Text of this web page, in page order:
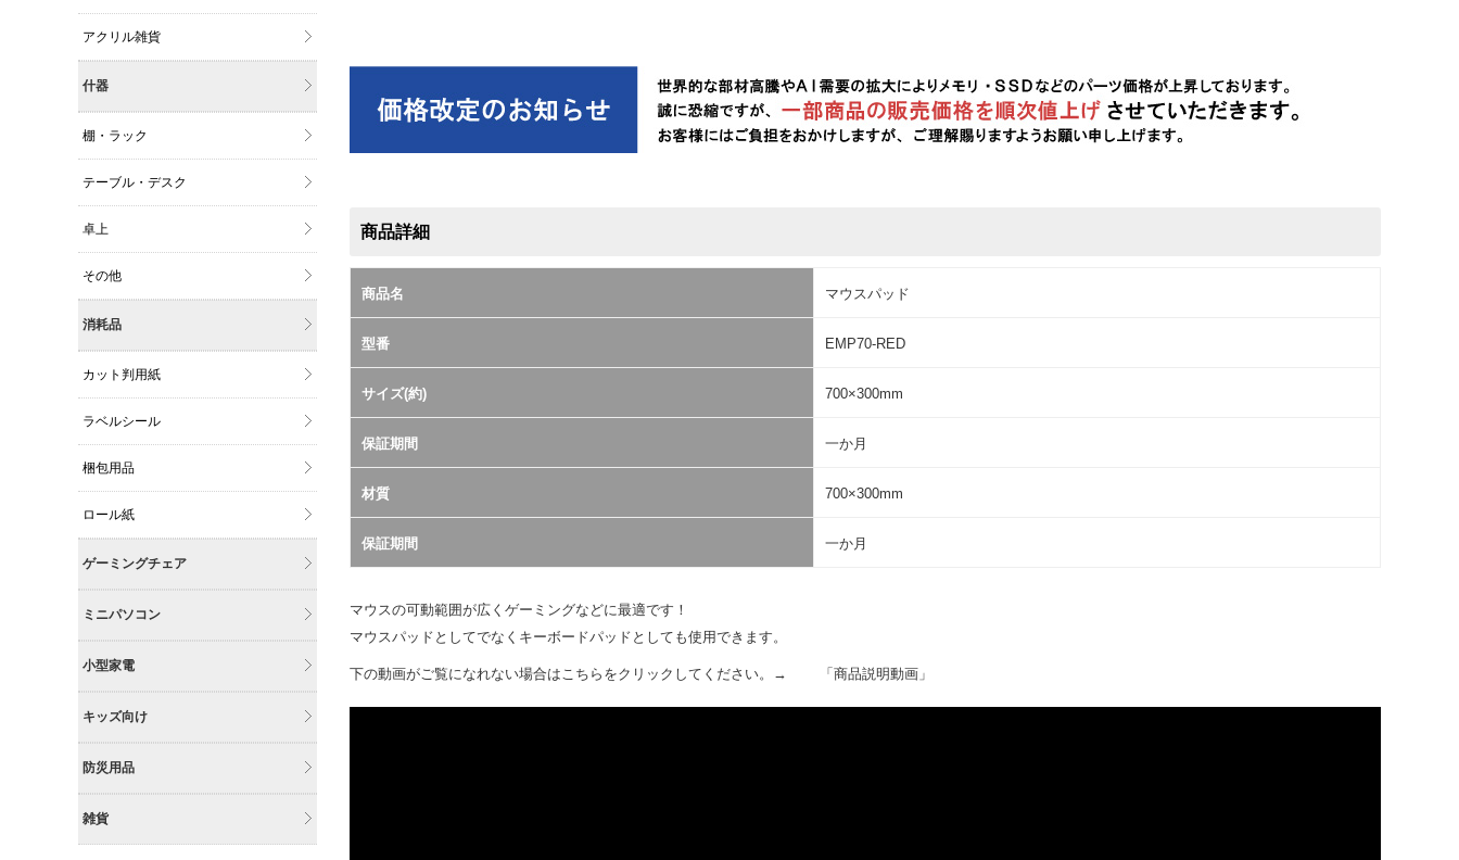
商品詳細
商品名 マウスパッド
型番 EMP70-RED
サイズ(約) 700×300mm
保証期間 一か月
材質 700×300mm
保証期間 一か月
マウスの可動範囲が広くゲーミングなどに最適です！
マウスパッドとしてでなくキーボードパッドとしても使用できます。
下の動画がご覧になれない場合はこちらをクリックしてください。→ 「商品説明動画」
アクリル雑貨
什器
棚・ラック
テーブル・デスク
卓上
その他
消耗品
カット判用紙
ラベルシール
梱包用品
ロール紙
ゲーミングチェア
ミニパソコン
小型家電
キッズ向け
防災用品
雑貨